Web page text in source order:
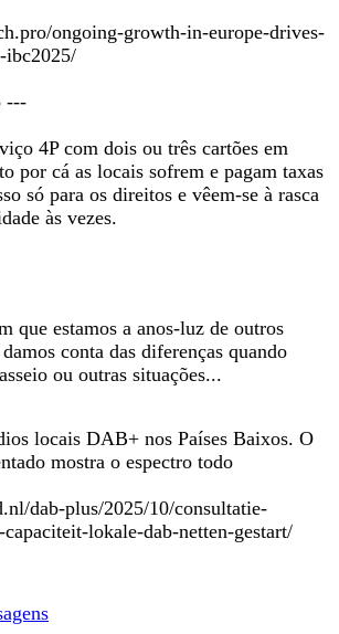
ongoing-growth-in-europe-drives-
ibc2025/
---
4P com dois ou três cartões em
por cá as locais sofrem e pagam taxas
só para os direitos e vêem-se à rasca
às vezes.
que estamos a anos-luz de outros
conta das diferenças quando
ou outras situações...
locais DAB+ nos Países Baixos. O
mostra o espectro todo
dab-plus/2025/10/consultatie-
lokale-dab-netten-gestart/